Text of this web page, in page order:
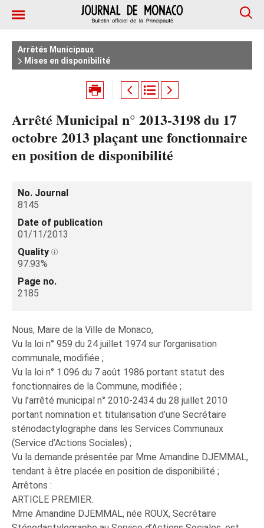
Arrêtés Municipaux
Mises en disponibilité
Arrêté Municipal n° 2013-3198 du 17
octobre 2013 plaçant une fonctionnaire
en position de disponibilité
No. Journal
8145
Date of publication
01/11/2013
Quality
97.93%
Page no.
2185
Nous, Maire de la Ville de Monaco,
Vu la loi n° 959 du 24 juillet 1974 sur l’organisation
communale, modifiée ;
Vu la loi n° 1.096 du 7 août 1986 portant statut des
fonctionnaires de la Commune, modifiée ;
Vu l’arrêté municipal n° 2010-2434 du 28 juillet 2010
portant nomination et titularisation d’une Secrétaire
sténodactylographe dans les Services Communaux
(Service d’Actions Sociales) ;
Vu la demande présentée par Mme Amandine DJEMMAL,
tendant à être placée en position de disponibilité ;
Arrêtons :
ARTICLE PREMIER.
Mme Amandine DJEMMAL, née ROUX, Secrétaire